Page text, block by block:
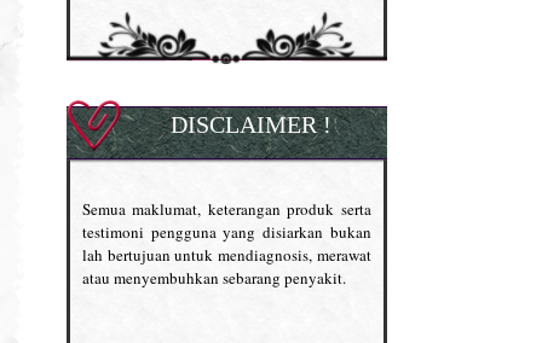
DISCLAIMER !
Semua maklumat, keterangan produk serta
testimoni pengguna yang disiarkan bukan
lah bertujuan untuk mendiagnosis, merawat
atau menyembuhkan sebarang penyakit.